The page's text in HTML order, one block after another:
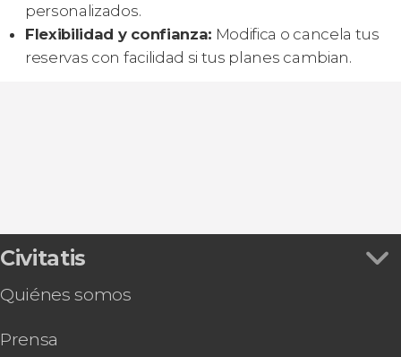
personalizados.
Flexibilidad y confianza: Modifica o cancela tus
reservas con facilidad si tus planes cambian.
Civitatis
Quiénes somos
Prensa